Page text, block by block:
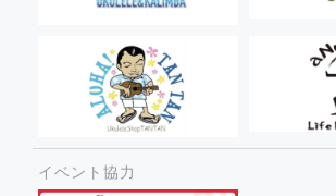
イベント協力